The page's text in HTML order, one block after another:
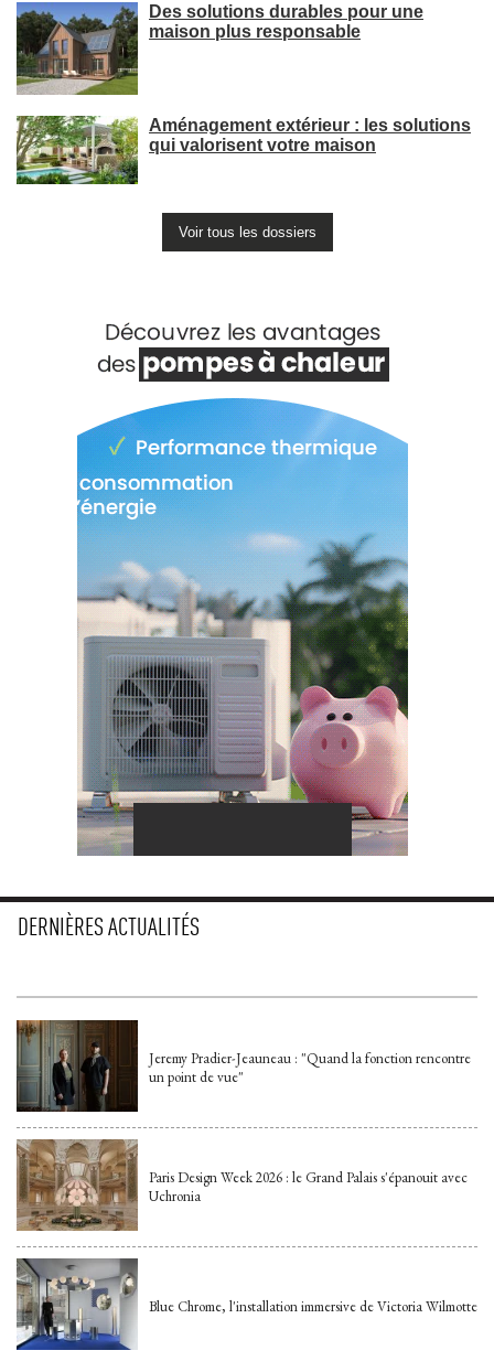
Des solutions durables pour une
maison plus responsable
Aménagement extérieur : les solutions
qui valorisent votre maison
Voir tous les dossiers
DERNIÈRES ACTUALITÉS
Jeremy Pradier-Jeauneau : "Quand la fonction rencontre
un point de vue"
Paris Design Week 2026 : le Grand Palais s'épanouit avec
Uchronia
Blue Chrome, l'installation immersive de Victoria Wilmotte